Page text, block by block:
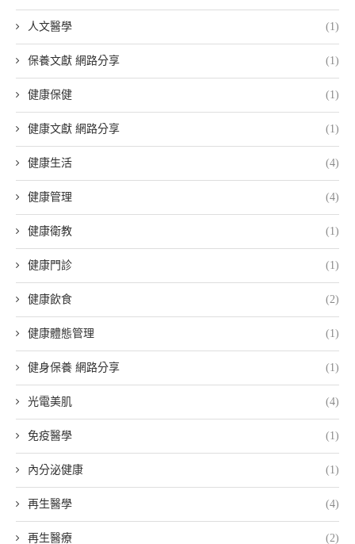
人文醫學 (1)
保養文獻 網路分享 (1)
健康保健 (1)
健康文獻 網路分享 (1)
健康生活 (4)
健康管理 (4)
健康衛教 (1)
健康門診 (1)
健康飲食 (2)
健康體態管理 (1)
健身保養 網路分享 (1)
光電美肌 (4)
免疫醫學 (1)
內分泌健康 (1)
再生醫學 (4)
再生醫療 (2)